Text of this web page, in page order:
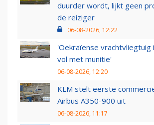
duurder wordt, lijkt geen
de reiziger
06-08-2026, 12:22
'Oekraïense vrachtvliegtuig
vol met munitie'
06-08-2026, 12:20
KLM stelt eerste
Airbus A350-900 uit
06-08-2026, 11:17